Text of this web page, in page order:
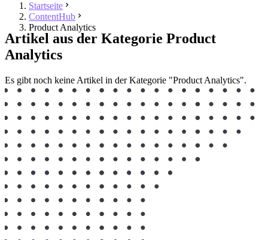
Startseite
ContentHub
Product Analytics
Artikel aus der Kategorie Product
Analytics
Es gibt noch keine Artikel in der Kategorie "Product Analytics".